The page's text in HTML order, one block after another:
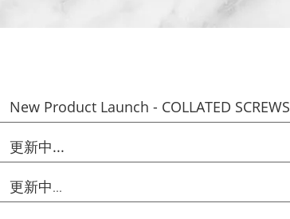
New Product Launch - COLLATED SCREWS
更新中...
更新中...